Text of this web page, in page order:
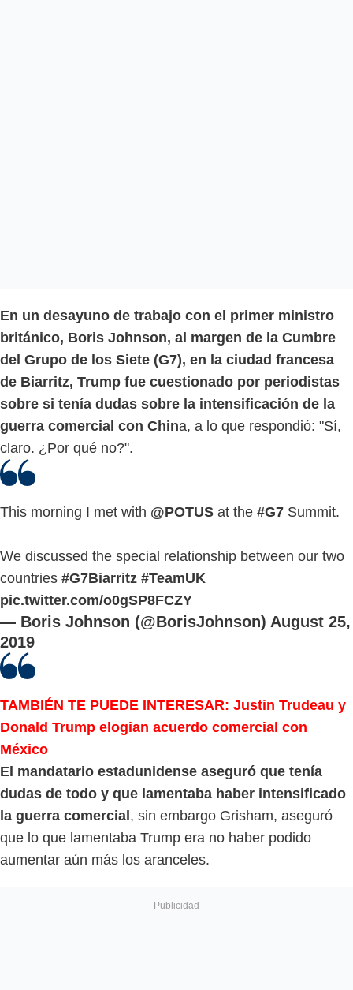
En un desayuno de trabajo con el primer ministro
británico, Boris Johnson, al margen de la Cumbre
del Grupo de los Siete (G7), en la ciudad francesa
de Biarritz, Trump fue cuestionado por periodistas
sobre si tenía dudas sobre la intensificación de la
guerra comercial con China, a lo que respondió: "Sí,
claro. ¿Por qué no?".
This morning I met with @POTUS at the #G7 Summit.
We discussed the special relationship between our two
countries #G7Biarritz #TeamUK
pic.twitter.com/o0gSP8FCZY
— Boris Johnson (@BorisJohnson) August 25,
2019
TAMBIÉN TE PUEDE INTERESAR: Justin Trudeau y
Donald Trump elogian acuerdo comercial con
México
El mandatario estadunidense aseguró que tenía
dudas de todo y que lamentaba haber intensificado
la guerra comercial, sin embargo Grisham, aseguró
que lo que lamentaba Trump era no haber podido
aumentar aún más los aranceles.